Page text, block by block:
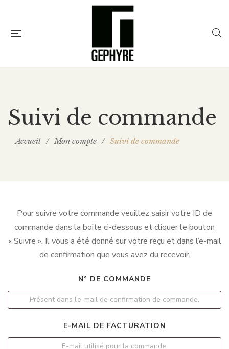
Suivi de commande
Accueil / Mon compte / Suivi de commande
Pour suivre votre commande veuillez saisir votre ID de
commande dans la boite ci-dessous et cliquer le bouton
« Suivre ». Il vous a été donné sur votre reçu et dans l’e-mail
de confirmation que vous avez du recevoir.
N° DE COMMANDE
E-MAIL DE FACTURATION